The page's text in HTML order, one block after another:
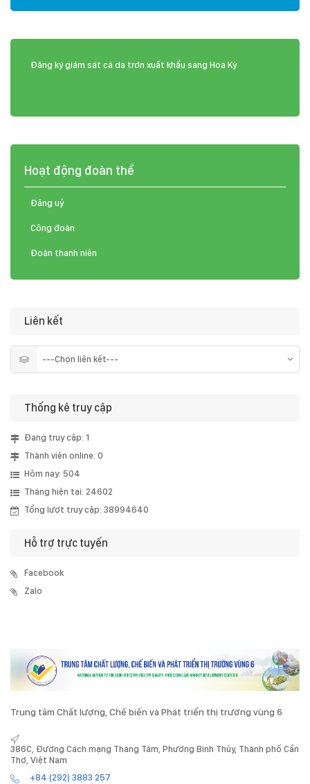
Đăng ký giám sát cá da trơn xuất khẩu sang Hoa Kỳ
Hoạt động đoàn thể
Đảng uỷ
Công đoàn
Đoàn thanh niên
Liên kết
Thống kê truy cập
Đang truy cập: 1
Thành viên online: 0
Hôm nay: 504
Tháng hiện tại: 24602
Tổng lượt truy cập: 38994640
Hỗ trợ trực tuyến
Facebook
Zalo
Trung tâm Chất lượng, Chế biến và Phát triển thị trường vùng 6
386C, Đường Cách mạng Tháng Tám, Phường Bình Thủy, Thành phố Cần
Thơ, Việt Nam
+84 (292) 3883 257